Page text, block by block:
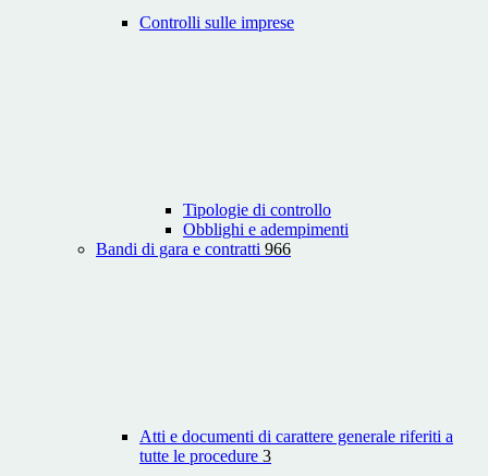
Controlli sulle imprese
Tipologie di controllo
Obblighi e adempimenti
Bandi di gara e contratti 966
Atti e documenti di carattere generale riferiti a
tutte le procedure 3